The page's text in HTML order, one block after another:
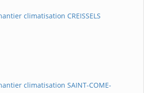
climatisation CREISSELS
climatisation SAINT-COME-